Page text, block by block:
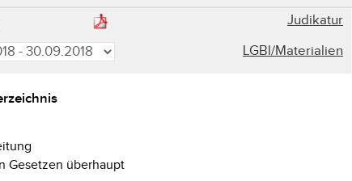
Judikatur
LGBl/Materialien